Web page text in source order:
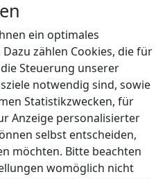
ein optimales
zählen Cookies, die für
Steuerung unserer
notwendig sind, sowie
Statistikzwecken, für
Anzeige personalisierter
selbst entscheiden,
möchten. Bitte beachten
womöglich nicht